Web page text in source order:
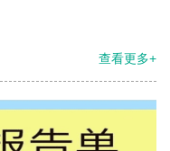
查看更多+